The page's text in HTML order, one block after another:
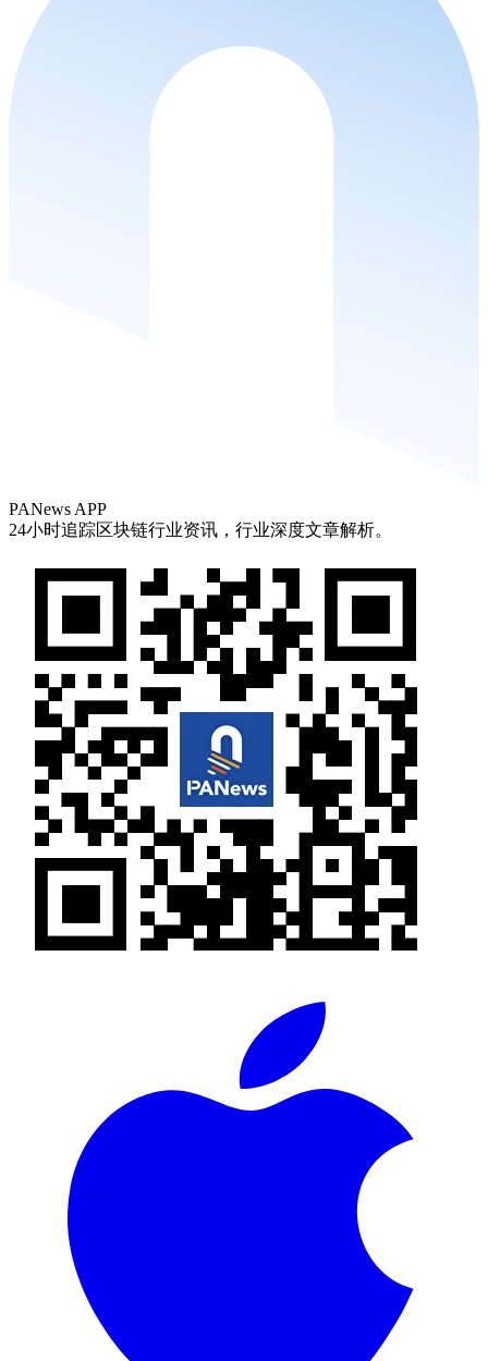
PANews APP
24小时追踪区块链行业资讯，行业深度文章解析。